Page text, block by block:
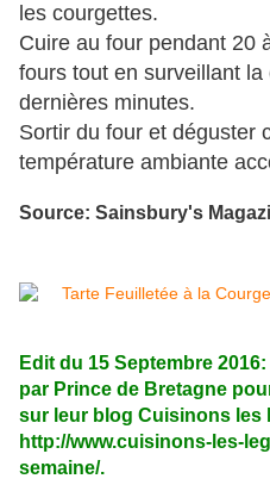
les courgettes.
Cuire au four pendant 20
fours tout en surveillant
dernières minutes.
Sortir du four et déguster
température ambiante
Source: Sainsbury's
Edit du 15 Septembre
par Prince de Bretagne
sur leur blog Cuisinons les
http://www.cuisinons-les-
semaine/.